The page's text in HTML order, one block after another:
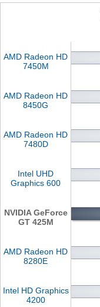
AMD Radeon HD
7450M
AMD Radeon HD
8450G
AMD Radeon HD
7480D
Intel UHD
Graphics 600
NVIDIA GeForce
GT 425M
AMD Radeon HD
8280E
Intel HD Graphics
4200